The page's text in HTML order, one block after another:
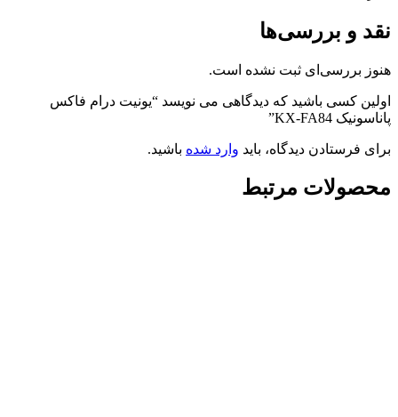
نقد و بررسی‌ها
هنوز بررسی‌ای ثبت نشده است.
اولین کسی باشید که دیدگاهی می نویسد “یونیت درام فاکس
پاناسونیک KX-FA84”
برای فرستادن دیدگاه، باید وارد شده باشید.
محصولات مرتبط